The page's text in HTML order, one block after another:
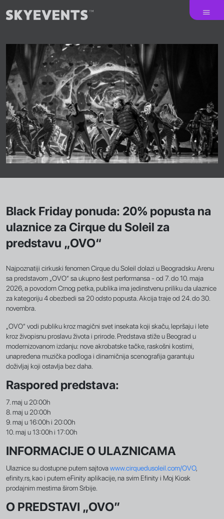
Black Friday ponuda: 20% popusta na
ulaznice za Cirque du Soleil za
predstavu „OVO“
Najpoznatiji cirkuski fenomen Cirque du Soleil dolazi u Beogradsku Arenu
sa predstavom „OVO“ sa ukupno šest performansa - od 7. do 10. maja
2026, a povodom Crnog petka, publika ima jedinstvenu priliku da ulaznice
za kategoriju 4 obezbedi sa 20 odsto popusta. Akcija traje od 24. do 30.
novembra.
„OVO“ vodi publiku kroz magični svet insekata koji skaču, lepršaju i lete
kroz živopisnu proslavu života i prirode. Predstava stiže u Beograd u
modernizovanom izdanju: nove akrobatske tačke, raskošni kostimi,
unapređena muzička podloga i dinamičnija scenografija garantuju
doživljaj koji ostavlja bez daha.
Raspored predstava:
7. maj u 20:00h
8. maj u 20:00h
9. maj u 16:00h i 20:00h
10. maj u 13:00h i 17:00h
INFORMACIJE O ULAZNICAMA
Ulaznice su dostupne putem sajtovawww.cirquedusoleil.com/OVO,
efinity.rs, kao i putem eFinity aplikacije, na svim Efinity i Moj Kiosk
prodajnim mestima širom Srbije.
O PREDSTAVI „OVO”